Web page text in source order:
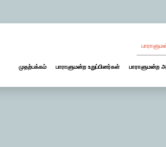
முதற்பக்கம் பாராளுமன்ற உறுப்பினர்கள் பாராளுமன்ற